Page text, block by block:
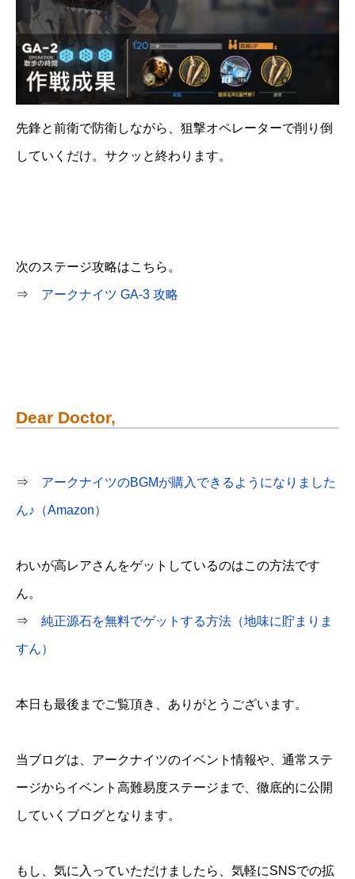
先鋒と前衛で防衛しながら、狙撃オペレーターで削り倒
していくだけ。サクッと終わります。
次のステージ攻略はこちら。
⇒ アークナイツ GA-3 攻略
Dear Doctor,
⇒ アークナイツのBGMが購入できるようになりました
ん♪（Amazon）
わいが高レアさんをゲットしているのはこの方法です
ん。
⇒ 純正源石を無料でゲットする方法（地味に貯まりま
すん）
本日も最後までご覧頂き、ありがとうございます。
当ブログは、アークナイツのイベント情報や、通常ステ
ージからイベント高難易度ステージまで、徹底的に公開
していくブログとなります。
もし、気に入っていただけましたら、気軽にSNSでの拡